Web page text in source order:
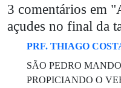
3 comentários em "
açudes no final da
PRF. THIAGO
SÃO PEDRO
PROPICIANDO O